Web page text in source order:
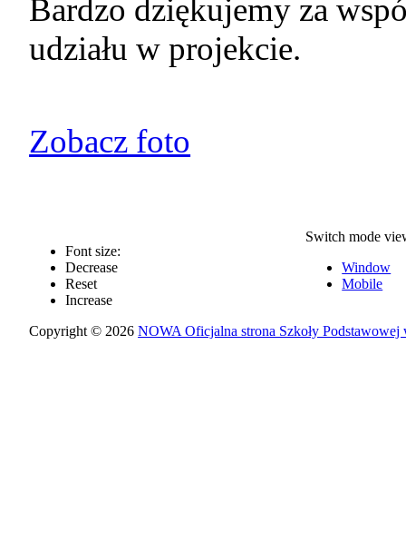
Bardzo dziękujemy za
udziału w projekcie.
Zobacz foto
Font size:
Decrease
Reset
Increase
Switch mode
Window
Mobile
Copyright © 2026NOWA Oficjalna strona Szkoły